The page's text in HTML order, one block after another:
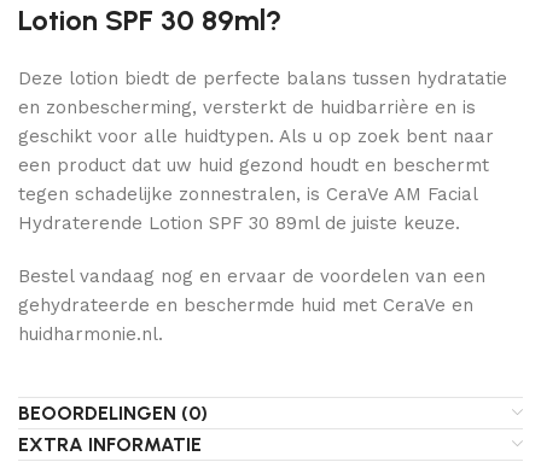
Lotion SPF 30 89ml?
Deze lotion biedt de perfecte balans tussen hydratatie
en zonbescherming, versterkt de huidbarrière en is
geschikt voor alle huidtypen. Als u op zoek bent naar
een product dat uw huid gezond houdt en beschermt
tegen schadelijke zonnestralen, is CeraVe AM Facial
Hydraterende Lotion SPF 30 89ml de juiste keuze.
Bestel vandaag nog en ervaar de voordelen van een
gehydrateerde en beschermde huid met CeraVe en
huidharmonie.nl.
BEOORDELINGEN (0)
EXTRA INFORMATIE